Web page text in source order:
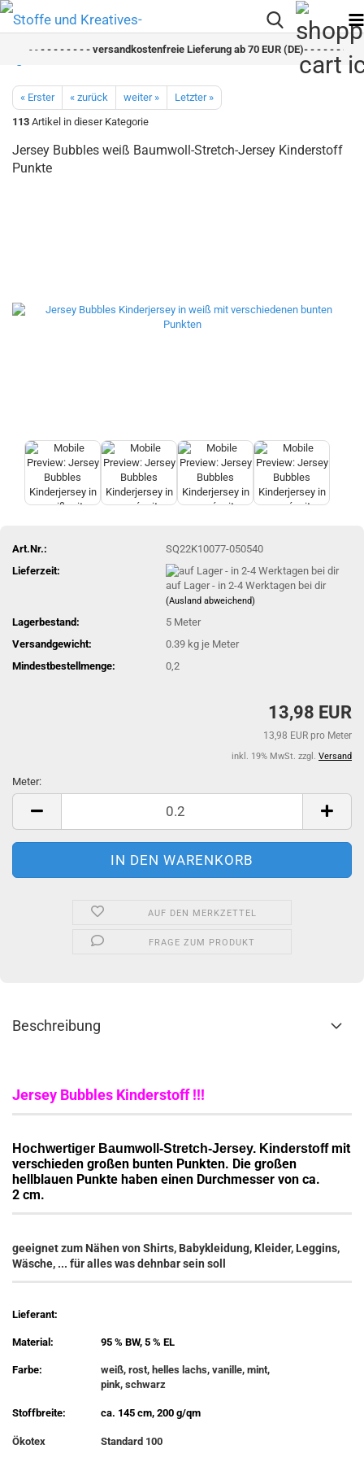
- - - - - - - - versandkostenfreie Lieferung ab 70 EUR (DE)- - - - - - - -
« Erster « zurück weiter »
Letzter »
113 Artikel in dieser Kategorie
Jersey Bubbles weiß Baumwoll-Stretch-Jersey Kinderstoff
Punkte
Art.Nr.:
SQ22K10077-050540
Lieferzeit:
auf Lager - in 2-4 Werktagen bei dir
(Ausland abweichend)
Lagerbestand: 5 Meter
Versandgewicht:
0.39 kg je Meter
Mindestbestellmenge:
0,2
13,98 EUR
13,98 EUR pro Meter
inkl. 19% MwSt. zzgl. Versand
Meter:
Meter
AUF DEN MERKZETTEL
FRAGE ZUM PRODUKT
Beschreibung
Jersey Bubbles Kinderstoff !!!
Hochwertiger Baumwoll-Stretch-Jersey. Kinderstoffmit
verschieden großen bunten Punkten. Die großen
hellblauen Punkte haben einen Durchmesser von ca.
2 cm.
geeignet zum Nähen von Shirts, Babykleidung, Kleider, Leggins,
Wäsche, ... für alles was dehnbar sein soll
Lieferant:
Material: 95 % BW, 5 % EL
Farbe:
weiß, rost, helles lachs, vanille, mint,
pink, schwarz
Stoffbreite: ca. 145 cm, 200 g/qm
Ökotex Standard 100